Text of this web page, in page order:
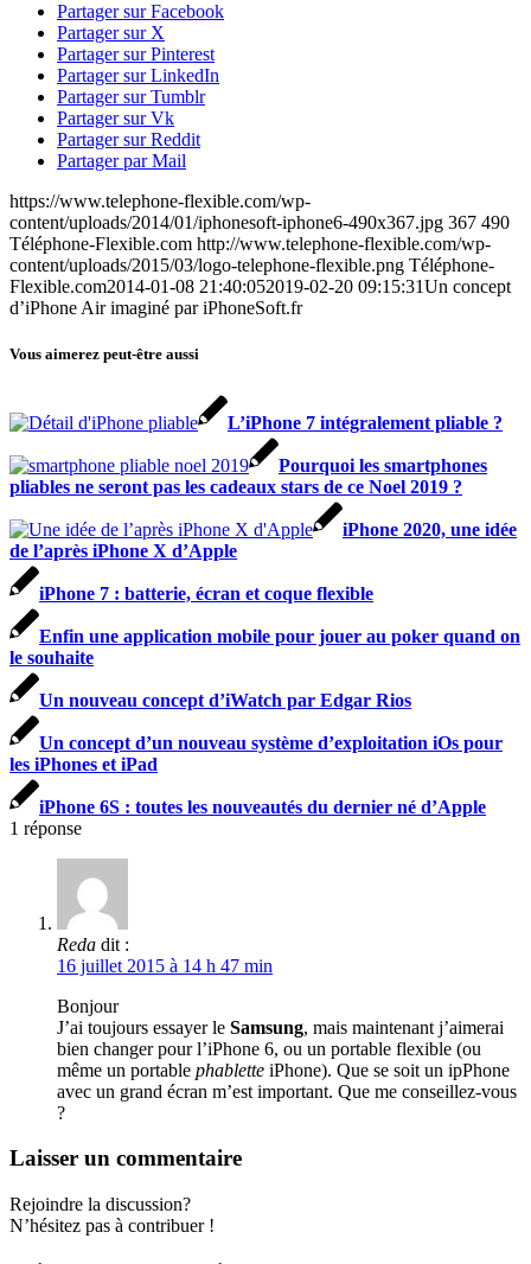
Partager sur Facebook
Partager sur X
Partager sur Pinterest
Partager sur LinkedIn
Partager sur Tumblr
Partager sur Vk
Partager sur Reddit
Partager par Mail
https://www.telephone-flexible.com/wp-
content/uploads/2014/01/iphonesoft-iphone6-490x367.jpg 367 490
Téléphone-Flexible.com http://www.telephone-flexible.com/wp-
content/uploads/2015/03/logo-telephone-flexible.png Téléphone-
Flexible.com2014-01-08 21:40:052019-02-20 09:15:31Un concept
d’iPhone Air imaginé par iPhoneSoft.fr
Vous aimerez peut-être aussi
L’iPhone 7 intégralement pliable ?
Pourquoi les smartphones
pliables ne seront pas les cadeaux stars de ce Noel 2019 ?
iPhone 2020, une idée
de l’après iPhone X d’Apple
iPhone 7 : batterie, écran et coque flexible
Enfin une application mobile pour jouer au poker quand on
le souhaite
Un nouveau concept d’iWatch par Edgar Rios
Un concept d’un nouveau système d’exploitation iOs pour
les iPhones et iPad
iPhone 6S : toutes les nouveautés du dernier né d’Apple
1 réponse
Reda dit :
16 juillet 2015 à 14 h 47 min
Bonjour
J’ai toujours essayer le Samsung, mais maintenant j’aimerai
bien changer pour l’iPhone 6, ou un portable flexible (ou
même un portable phablette iPhone). Que se soit un ipPhone
avec un grand écran m’est important. Que me conseillez-vous
?
Laisser un commentaire
Rejoindre la discussion?
N’hésitez pas à contribuer !